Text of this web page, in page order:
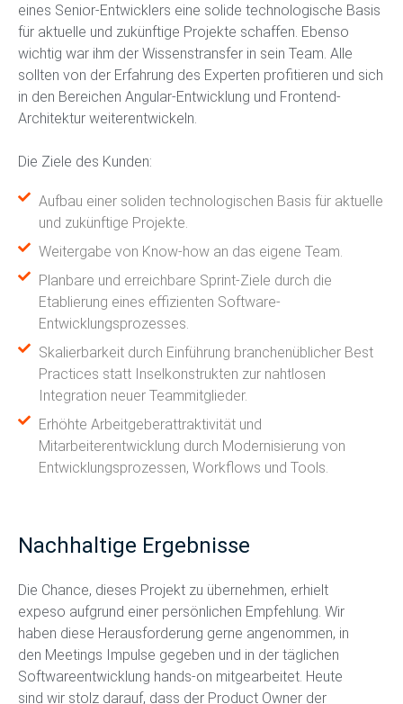
eines Senior-Entwicklers eine solide technologische Basis
für aktuelle und zukünftige Projekte schaffen. Ebenso
wichtig war ihm der Wissenstransfer in sein Team. Alle
sollten von der Erfahrung des Experten profitieren und sich
in den Bereichen Angular-Entwicklung und Frontend-
Architektur weiterentwickeln.
Die Ziele des Kunden:
Aufbau einer soliden technologischen Basis für aktuelle
und zukünftige Projekte.
Weitergabe von Know-how an das eigene Team.
Planbare und erreichbare Sprint-Ziele durch die
Etablierung eines effizienten Software-
Entwicklungsprozesses.
Skalierbarkeit durch Einführung branchenüblicher Best
Practices statt Inselkonstrukten zur nahtlosen
Integration neuer Teammitglieder.
Erhöhte Arbeitgeberattraktivität und
Mitarbeiterentwicklung durch Modernisierung von
Entwicklungsprozessen, Workflows und Tools.
Nachhaltige Ergebnisse
Die Chance, dieses Projekt zu übernehmen, erhielt
expeso aufgrund einer persönlichen Empfehlung. Wir
haben diese Herausforderung gerne angenommen, in
den Meetings Impulse gegeben und in der täglichen
Softwareentwicklung hands-on mitgearbeitet. Heute
sind wir stolz darauf, dass der Product Owner der